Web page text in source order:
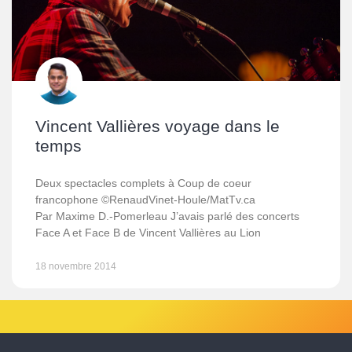
Vincent Vallières voyage dans le
temps
Deux spectacles complets à Coup de coeur
francophone ©RenaudVinet-Houle/MatTv.ca
Par Maxime D.-Pomerleau J’avais parlé des concerts
Face A et Face B de Vincent Vallières au Lion
18 novembre 2014